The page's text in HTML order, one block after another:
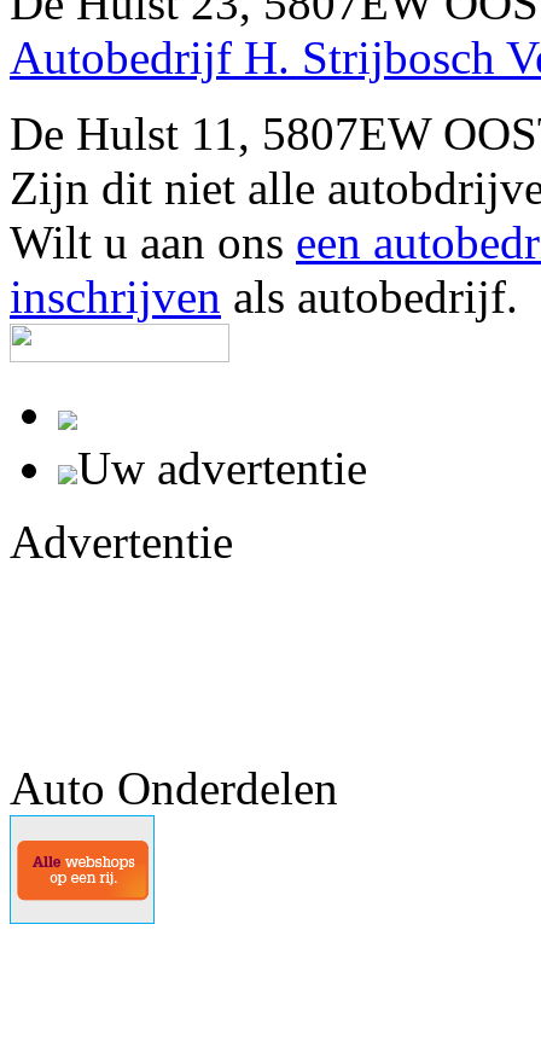
Autobedrijf H. Strijbosch
De Hulst 11, 5807EW
Zijn dit niet alle
Wilt u aan ons een
inschrijven als autobedrijf.
Uw advertentie
Advertentie
Auto Onderdelen